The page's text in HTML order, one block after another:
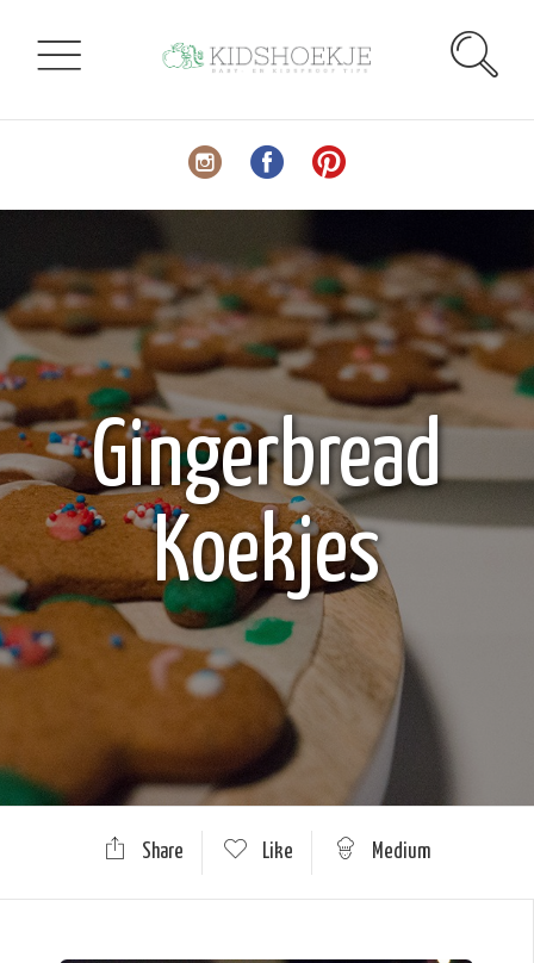
Gingerbread
Koekjes
Share Like Medium